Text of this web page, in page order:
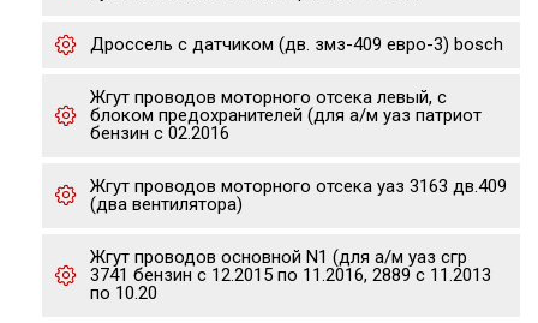
Дроссель с датчиком (дв. змз-409 евро-3) bosch
Жгут проводов моторного отсека левый, с
блоком предохранителей (для а/м уаз патриот
бензин с 02.2016
Жгут проводов моторного отсека уаз 3163 дв.409
(два вентилятора)
Жгут проводов основной N1 (для а/м уаз сгр
3741 бензин с 12.2015 по 11.2016, 2889 с 11.2013
по 10.20